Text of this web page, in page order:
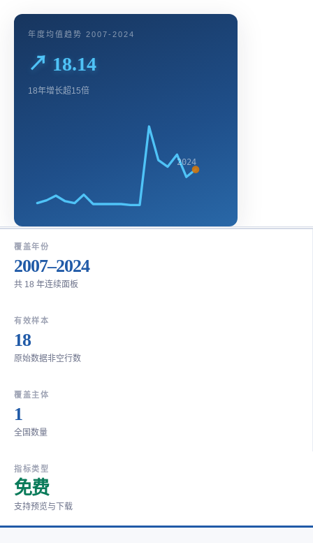
年度均值趋势 2007-2024
↗ 18.14
18年增长超15倍
2024
覆盖年份
2007–2024
共 18 年连续面板
有效样本
18
原始数据非空行数
覆盖主体
1
全国数量
指标类型
免费
支持预览与下载